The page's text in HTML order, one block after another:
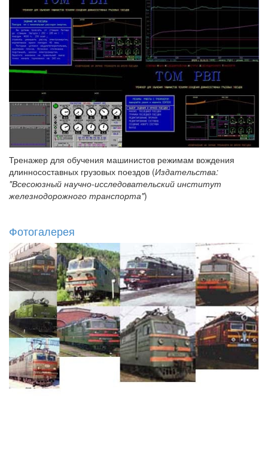
Тренажер для обучения машинистов режимам вождения
длинносоставных грузовых поездов (Издательства:
"Всесоюзный научно-исследовательский институт
железнодорожного транспорта")
Фотогалерея